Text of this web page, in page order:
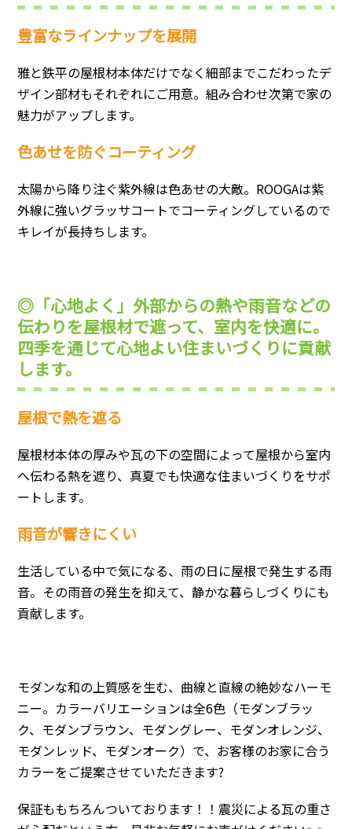
豊富なラインナップを展開
雅と鉄平の屋根材本体だけでなく細部までこだわったデ
ザイン部材もそれぞれにご用意。組み合わせ次第で家の
魅力がアップします。
色あせを防ぐコーティング
太陽から降り注ぐ紫外線は色あせの大敵。ROOGAは紫
外線に強いグラッサコートでコーティングしているので
キレイが長持ちします。
◎「心地よく」外部からの熱や雨音などの
伝わりを屋根材で遮って、室内を快適に。
四季を通じて心地よい住まいづくりに貢献
します。
屋根で熱を遮る
屋根材本体の厚みや瓦の下の空間によって屋根から室内
へ伝わる熱を遮り、真夏でも快適な住まいづくりをサポ
ートします。
雨音が響きにくい
生活している中で気になる、雨の日に屋根で発生する雨
音。その雨音の発生を抑えて、静かな暮らしづくりにも
貢献します。
モダンな和の上質感を生む、曲線と直線の絶妙なハーモ
ニー。カラーバリエーションは全6色（モダンブラッ
ク、モダンブラウン、モダングレー、モダンオレンジ、
モダンレッド、モダンオーク）で、お客様のお家に合う
カラーをご提案させていただきます?
保証ももちろんついております！！震災による瓦の重さ